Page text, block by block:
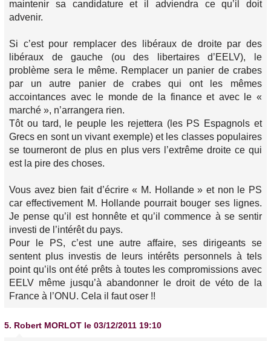
maintenir sa candidature et il adviendra ce qu’il doit
advenir.
Si c’est pour remplacer des libéraux de droite par des
libéraux de gauche (ou des libertaires d’EELV), le
problème sera le même. Remplacer un panier de crabes
par un autre panier de crabes qui ont les mêmes
accointances avec le monde de la finance et avec le «
marché », n’arrangera rien.
Tôt ou tard, le peuple les rejettera (les PS Espagnols et
Grecs en sont un vivant exemple) et les classes populaires
se tourneront de plus en plus vers l’extrême droite ce qui
est la pire des choses.
Vous avez bien fait d’écrire « M. Hollande » et non le PS
car effectivement M. Hollande pourrait bouger ses lignes.
Je pense qu’il est honnête et qu’il commence à se sentir
investi de l’intérêt du pays.
Pour le PS, c’est une autre affaire, ses dirigeants se
sentent plus investis de leurs intérêts personnels à tels
point qu’ils ont été prêts à toutes les compromissions avec
EELV même jusqu’à abandonner le droit de véto de la
France à l’ONU. Cela il faut oser !!
5. Robert MORLOT le 03/12/2011 19:10